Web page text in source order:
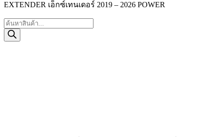
EXTENDER เอ็กซ์เทนเดอร์ 2019 – 2026 POWER
Products
search